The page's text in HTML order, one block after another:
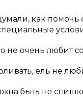
как помочь
не очень любит
ель не
быть не